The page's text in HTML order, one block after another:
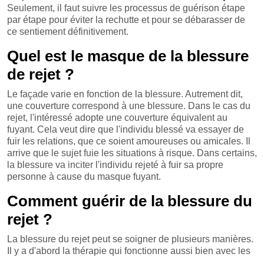
Seulement, il faut suivre les processus de guérison étape
par étape pour éviter la rechutte et pour se débarasser de
ce sentiement définitivement.
Quel est le masque de la blessure
de rejet ?
Le façade varie en fonction de la blessure. Autrement dit,
une couverture correspond à une blessure. Dans le cas du
rejet, l'intéressé adopte une couverture équivalent au
fuyant. Cela veut dire que l'individu blessé va essayer de
fuir les relations, que ce soient amoureuses ou amicales. Il
arrive que le sujet fuie les situations à risque. Dans certains,
la blessure va inciter l'individu rejeté à fuir sa propre
personne à cause du masque fuyant.
Comment guérir de la blessure du
rejet ?
La blessure du rejet peut se soigner de plusieurs manières.
Il y a d'abord la thérapie qui fonctionne aussi bien avec les